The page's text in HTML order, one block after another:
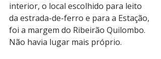
interior, o local escolhido para leito
da estrada-de-ferro e para a Estação,
foi a margem do Ribeirão Quilombo.
Não havia lugar mais próprio.